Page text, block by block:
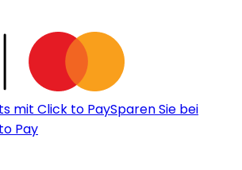
mit Click to PaySparen Sie bei
Pay